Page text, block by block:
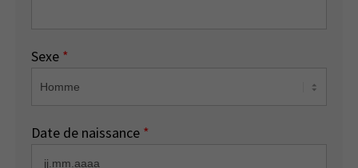
Sexe *
Date de naissance *